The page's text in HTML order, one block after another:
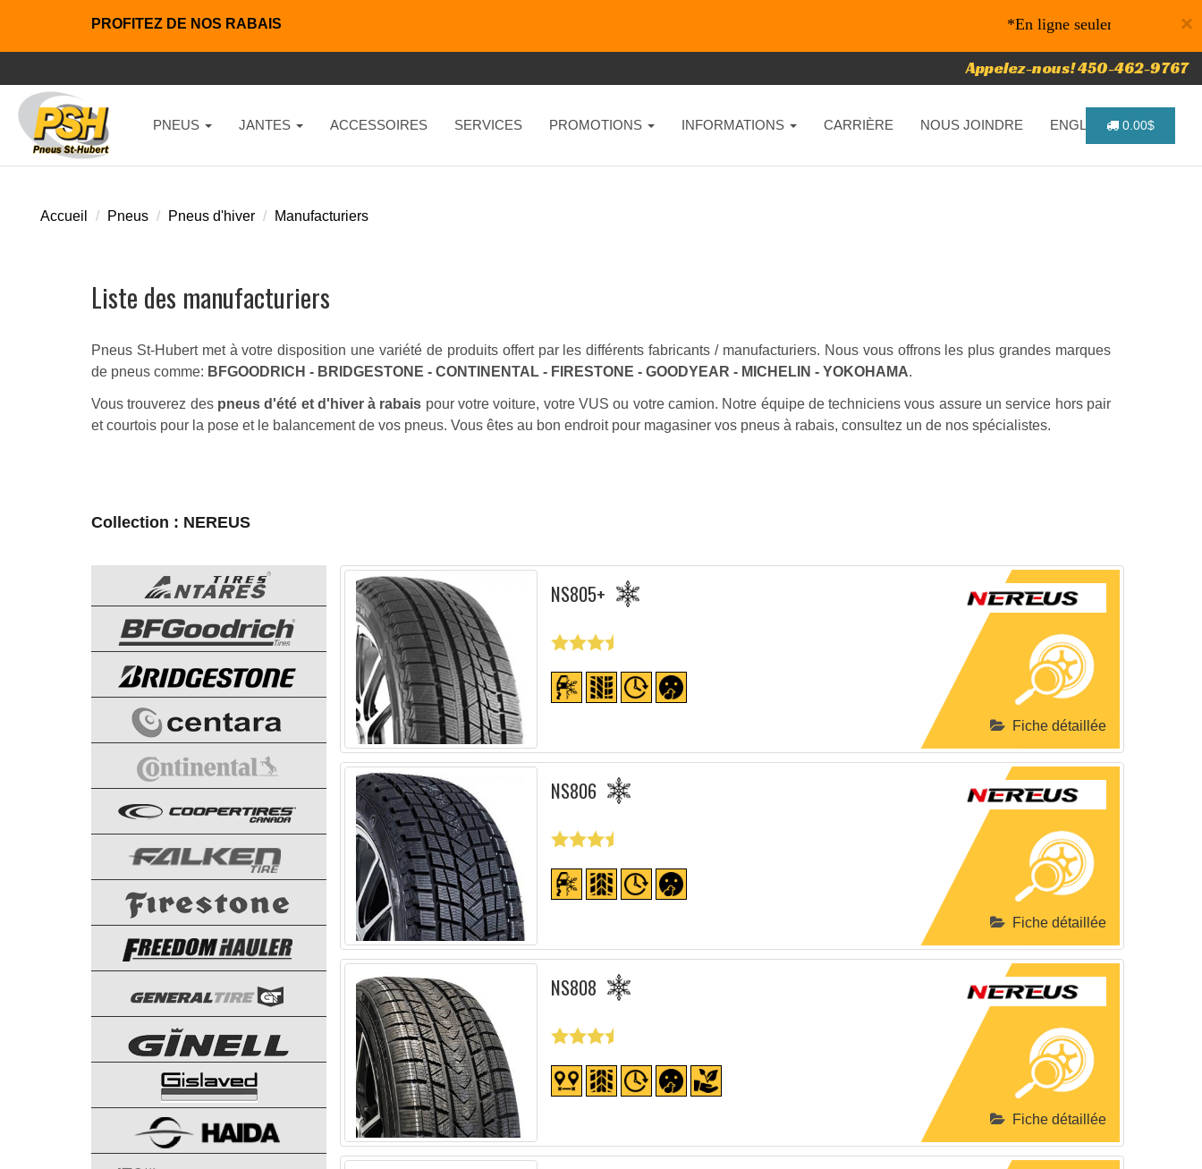
×
PROFITEZ DE NOS RABAIS *En ligne seulement* 10% de
Appelez-nous! 450-462-9767
PNEUS JANTES ACCESSOIRES SERVICES PROMOTIONS INFORMATIONS CARRIÈRE NOUS JOINDRE ENGLISH 0.00$
Accueil Pneus Pneus d'hiver Manufacturiers
Liste des manufacturiers
Pneus St-Hubert met à votre disposition une variété de produits offert par les différents fabricants / manufacturiers. Nous vous offrons les plus grandes marques
de pneus comme: BFGOODRICH - BRIDGESTONE - CONTINENTAL - FIRESTONE - GOODYEAR - MICHELIN - YOKOHAMA.
Vous trouverez des pneus d'été et d'hiver à rabais pour votre voiture, votre VUS ou votre camion. Notre équipe de techniciens vous assure un service hors pair
et courtois pour la pose et le balancement de vos pneus. Vous êtes au bon endroit pour magasiner vos pneus à rabais, consultez un de nos spécialistes.
Collection : NEREUS
NS805+
Fiche détaillée
NS806
Fiche détaillée
NS808
Fiche détaillée